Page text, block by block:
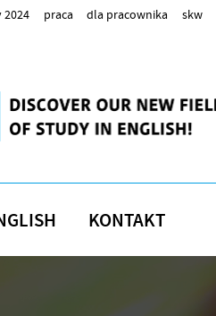
praca dla pracownika skw
KONTAKT